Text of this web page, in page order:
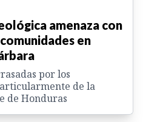
amenaza con
en
por los
de la
de Honduras